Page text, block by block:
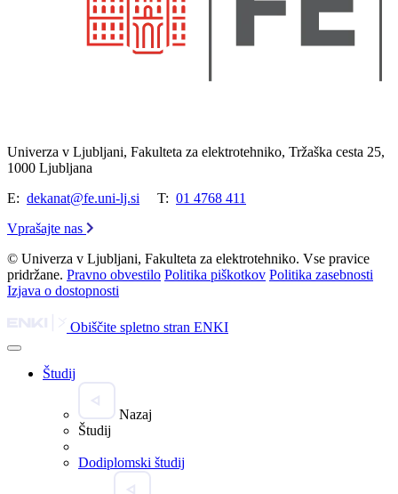
Univerza v Ljubljani, Fakulteta za elektrotehniko, Tržaška cesta 25,
1000 Ljubljana
E: dekanat@fe.uni-lj.si T: 01 4768 411
Vprašajte nas
© Univerza v Ljubljani, Fakulteta za elektrotehniko. Vse pravice
pridržane. Pravno obvestilo Politika piškotkov Politika zasebnosti
Izjava o dostopnosti
Obiščite spletno stran ENKI
Študij
Nazaj
Študij
Dodiplomski študij